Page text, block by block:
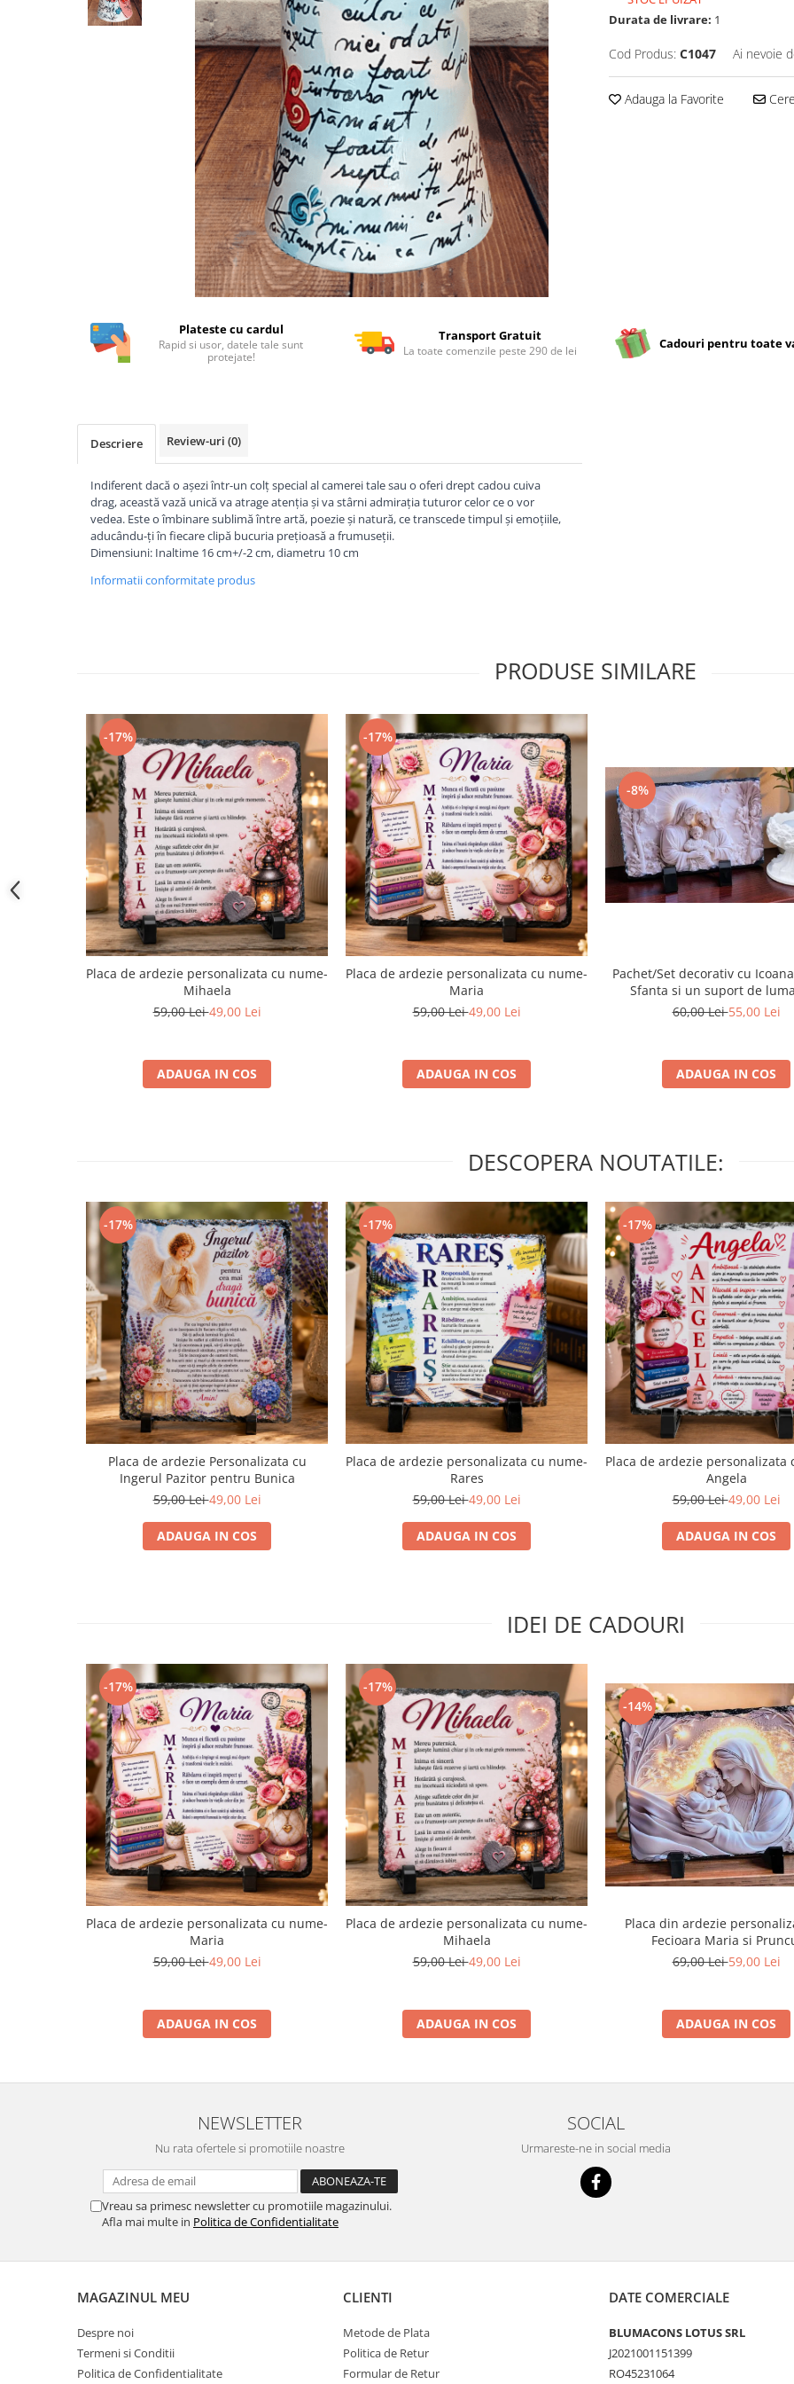
Durata de livrare: 1
Cod Produs: C1047 Ai nevoie
Adauga la Favorite
Plateste cu cardul
Rapid si usor, datele tale sunt
protejate!
Transport Gratuit
La toate comenzile peste 290 de lei Cadouri pentru toate
Descriere Review-uri (0)
Indiferent dacă o așezi într-un colț special al camerei tale sau o oferi drept cadou cuiva
drag, această vază unică va atrage atenția și va stârni admirația tuturor celor ce o vor
vedea. Este o îmbinare sublimă între artă, poezie și natură, ce transcede timpul și emoțiile,
aducându-ți în fiecare clipă bucuria prețioasă a frumuseții.
Dimensiuni: Inaltime 16 cm+/-2 cm, diametru 10 cm
Informatii conformitate produs
PRODUSE SIMILARE
-17%
Placa de ardezie personalizata cu nume-
Mihaela
59,00 Lei49,00 Lei
ADAUGA IN COS
-17%
Placa de ardezie personalizata cu nume-
Maria
59,00 Lei49,00 Lei
ADAUGA IN COS
-8%
Pachet/Set decorativ cu
Sfanta si un suport de
60,00 Lei55,00 Lei
ADAUGA IN COS
DESCOPERA NOUTATILE:
-17%
Placa de ardezie Personalizata cu
Ingerul Pazitor pentru Bunica
59,00 Lei49,00 Lei
ADAUGA IN COS
-17%
Placa de ardezie personalizata cu nume-
Rares
59,00 Lei49,00 Lei
ADAUGA IN COS
-17%
Placa de ardezie personalizata
Angela
59,00 Lei49,00 Lei
ADAUGA IN COS
IDEI DE CADOURI
-17%
Placa de ardezie personalizata cu nume-
Maria
59,00 Lei49,00 Lei
ADAUGA IN COS
-17%
Placa de ardezie personalizata cu nume-
Mihaela
59,00 Lei49,00 Lei
ADAUGA IN COS
-14%
Placa din ardezie
Fecioara Maria si
69,00 Lei59,00 Lei
ADAUGA IN COS
NEWSLETTER
Nu rata ofertele si promotiile noastre
Vreau sa primesc newsletter cu promotiile magazinului.
Afla mai multe in Politica de Confidentialitate
SOCIAL
Urmareste-ne in social media
MAGAZINUL MEU
Despre noi
Termeni si Conditii
Politica de Confidentialitate
CLIENTI
Metode de Plata
Politica de Retur
Formular de Retur
DATE COMERCIALE
BLUMACONS LOTUS SRL
J2021001151399
RO45231064